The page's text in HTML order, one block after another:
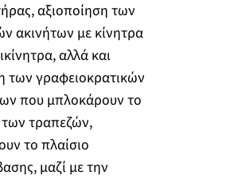
αξιοποίηση των
ακινήτων με κίνητρα
αλλά και
των γραφειοκρατικών
που μπλοκάρουν το
τραπεζών,
το πλαίσιο
μαζί με την